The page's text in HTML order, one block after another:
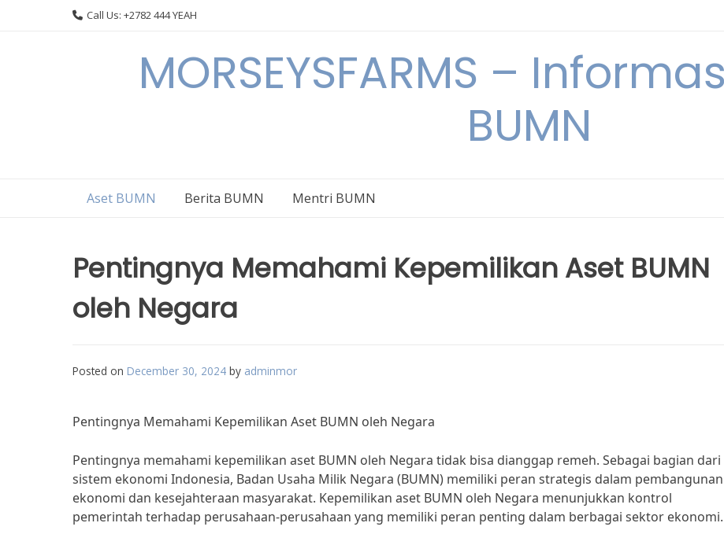
Call Us: +2782 444 YEAH
MORSEYSFARMS –
BUMN
Aset BUMN Berita BUMN Mentri BUMN
Pentingnya Memahami Kepemilikan Aset BUMN
oleh Negara
Posted on December 30, 2024 by adminmor
Pentingnya Memahami Kepemilikan Aset BUMN oleh Negara
Pentingnya memahami kepemilikan aset BUMN oleh Negara tidak bisa dianggap remeh. Sebagai bagian dari
sistem ekonomi Indonesia, Badan Usaha Milik Negara (BUMN) memiliki peran strategis dalam pembangunan
ekonomi dan kesejahteraan masyarakat. Kepemilikan aset BUMN oleh Negara menunjukkan kontrol
pemerintah terhadap perusahaan-perusahaan yang memiliki peran penting dalam berbagai sektor ekonomi.